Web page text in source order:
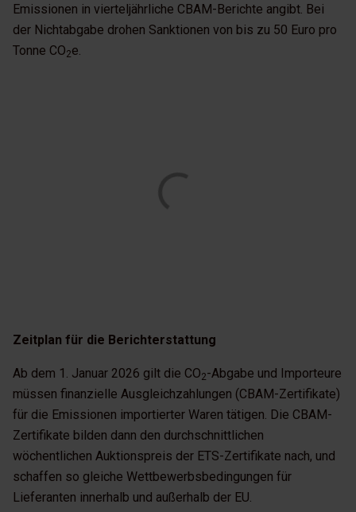
Emissionen in vierteljährliche CBAM-Berichte angibt. Bei
der Nichtabgabe drohen Sanktionen von bis zu 50 Euro pro
Tonne CO2e.
Zeitplan für die Berichterstattung
Ab dem 1. Januar 2026 gilt die CO2-Abgabe und Importeure
müssen finanzielle Ausgleichzahlungen (CBAM-Zertifikate)
für die Emissionen importierter Waren tätigen. Die CBAM-
Zertifikate bilden dann den durchschnittlichen
wöchentlichen Auktionspreis der ETS-Zertifikate nach, und
schaffen so gleiche Wettbewerbsbedingungen für
Lieferanten innerhalb und außerhalb der EU.